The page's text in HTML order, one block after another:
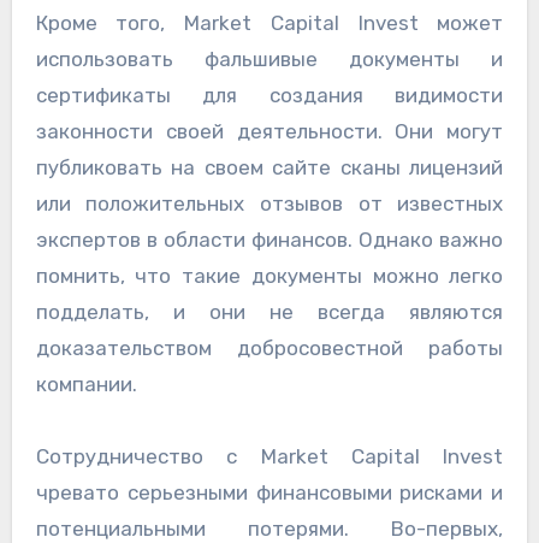
Кроме того, Market Capital Invest может
использовать фальшивые документы и
сертификаты для создания видимости
законности своей деятельности. Они могут
публиковать на своем сайте сканы лицензий
или положительных отзывов от известных
экспертов в области финансов. Однако важно
помнить, что такие документы можно легко
подделать, и они не всегда являются
доказательством добросовестной работы
компании.
Сотрудничество с Market Capital Invest
чревато серьезными финансовыми рисками и
потенциальными потерями. Во-первых,